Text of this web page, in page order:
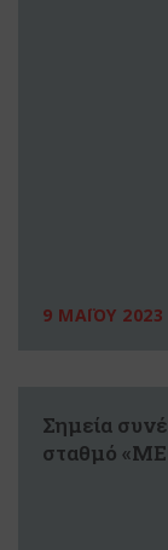
9 ΜΑΪΟΥ 2023
Σημεία
σταθμό